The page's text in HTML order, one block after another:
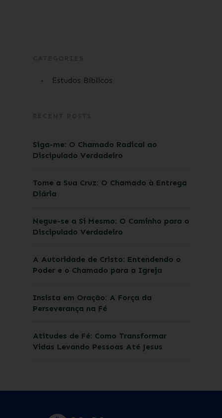
Estudos Bíblicos
Siga-me: O Chamado Radical ao
Discipulado Verdadeiro
Tome a Sua Cruz: O Chamado à Entrega
Diária
Negue-se a Si Mesmo: O Caminho para o
Discipulado Verdadeiro
A Autoridade de Cristo: Entendendo o
Poder e o Chamado para a Igreja
Insista em Oração: A Força da
Perseverança na Fé
Atitudes de Fé: Como Transformar
Vidas Levando Pessoas Até Jesus